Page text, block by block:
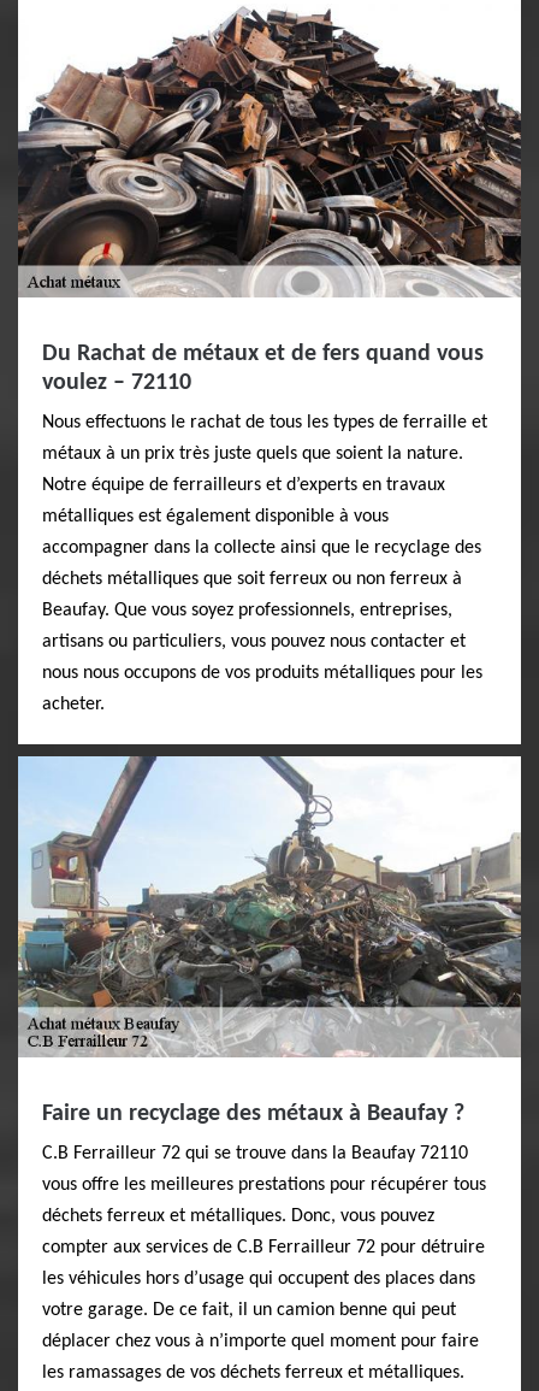
Du Rachat de métaux et de fers quand vous
voulez – 72110
Nous effectuons le rachat de tous les types de ferraille et
métaux à un prix très juste quels que soient la nature.
Notre équipe de ferrailleurs et d’experts en travaux
métalliques est également disponible à vous
accompagner dans la collecte ainsi que le recyclage des
déchets métalliques que soit ferreux ou non ferreux à
Beaufay. Que vous soyez professionnels, entreprises,
artisans ou particuliers, vous pouvez nous contacter et
nous nous occupons de vos produits métalliques pour les
acheter.
Faire un recyclage des métaux à Beaufay ?
C.B Ferrailleur 72 qui se trouve dans la Beaufay 72110
vous offre les meilleures prestations pour récupérer tous
déchets ferreux et métalliques. Donc, vous pouvez
compter aux services de C.B Ferrailleur 72 pour détruire
les véhicules hors d’usage qui occupent des places dans
votre garage. De ce fait, il un camion benne qui peut
déplacer chez vous à n’importe quel moment pour faire
les ramassages de vos déchets ferreux et métalliques.